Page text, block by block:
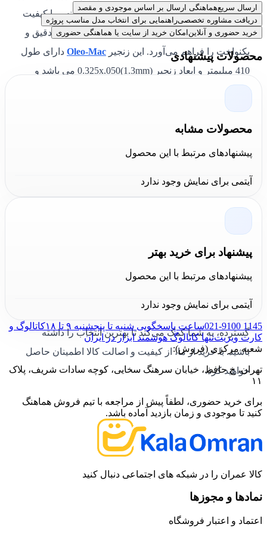
است که آن را از سایر مدل‌ها متمایز می‌کند. جنس با کیفیت
و طراحی مهندسی شده این زنجیر، امکان برش‌های دقیق و
یکنواخت را فراهم می‌آورد. این زنجیر Oleo-Mac دارای طول
410 میلیمتر و ابعاد زنجیر 0.325x.050(1.3mm) می باشد و
41,GS 45,GS 451,GS 411,GS 410 است.
جمع بندی کالا عمران
می‌دهد که از کیفیت و کارایی بالای این محصول بهره‌مند
خواهید شد. کالا عمران به عنوان نماینده رسمی محصولات
اولیومک، با ارائه بهترین مدل‌های
خریدی مطمئن و راحت را برای مشتریان فراهم می‌کند.
کیفیت و کارایی آن، بسیار مناسب و مقرون به صرفه است.
کالا عمران
با ارائه مشاوره تخصصی و خدمات پس از فروش
گسترده، به شما کمک می‌کند تا بهترین انتخاب را داشته
باشید. با خرید از ما، از کیفیت و اصالت کالا اطمینان حاصل
خواهید کرد.
ارسال سریعهماهنگی ارسال بر اساس موجودی و مقصد
دریافت مشاوره تخصصیراهنمایی برای انتخاب مدل مناسب پروژه
خرید حضوری و آنلاین امکان خرید از سایت یا هماهنگی حضوری
محصولات پیشنهادی
محصولات مشابه
پیشنهادهای مرتبط با این محصول
آیتمی برای نمایش وجود ندارد
پیشنهاد برای خرید بهتر
پیشنهادهای مرتبط با این محصول
آیتمی برای نمایش وجود ندارد
021-9100 1145ساعت پاسخگویی شنبه تا پنجشنبه ۹ تا ۱۸
کاتالوگ و
کارت ویزیتتنها کاتالوگ هوشمند ابزار در ایران
شعبه مرکزی (فروش):
تهران، خ حافظ، خیابان سرهنگ سخایی، کوچه سادات شریف، پلاک
۱۱
برای خرید حضوری، لطفاً پیش از مراجعه با تیم فروش هماهنگ
کنید تا موجودی و زمان بازدید آماده باشد.
کالا عمران را در شبکه های اجتماعی دنبال کنید
نمادها و مجوزها
اعتماد و اعتبار فروشگاه